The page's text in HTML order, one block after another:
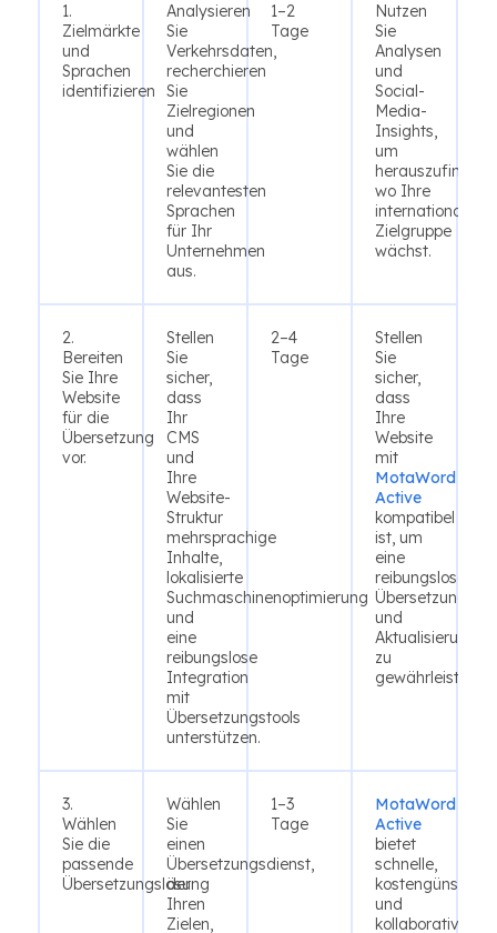
1.
Zielmärkte
und
Sprachen
identifizieren
Analysieren
Sie
Verkehrsdaten,
recherchieren
Sie
Zielregionen
und
wählen
Sie die
relevantesten
Sprachen
für Ihr
Unternehmen
aus.
1–2
Tage
Nutzen
Sie
Analysen
und
Social-
Media-
Insights,
um
herauszufinden,
wo Ihre
internationale
Zielgruppe
wächst.
2.
Bereiten
Sie Ihre
Website
für die
Übersetzung
vor.
Stellen
Sie
sicher,
dass
Ihr
CMS
und
Ihre
Website-
Struktur
mehrsprachige
Inhalte,
lokalisierte
Suchmaschinenoptimierung
und
eine
reibungslose
Integration
mit
Übersetzungstools
unterstützen.
2–4
Tage
Stellen
Sie
sicher,
dass
Ihre
Website
mit
MotaWord
Active
kompatibel
ist, um
eine
reibungslose
Übersetzung
und
Aktualisierung
zu
gewährleisten.
3.
Wählen
Sie die
passende
Übersetzungslösung
Wählen
Sie
einen
Übersetzungsdienst,
der
Ihren
Zielen,
1–3
Tage
MotaWord
Active
bietet
schnelle,
kostengünstige
und
kollaborative